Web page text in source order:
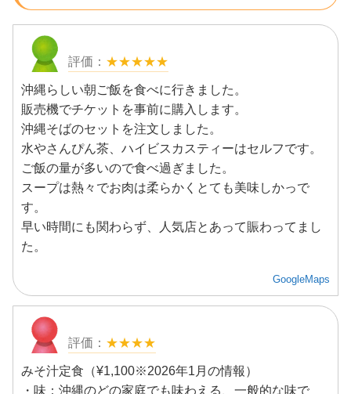
★★★★★
沖縄らしい朝ご飯を食べに行きました。
販売機でチケットを事前に購入します。
沖縄そばのセットを注文しました。
水やさんぴん茶、ハイビスカスティーはセルフです。
ご飯の量が多いので食べ過ぎました。
スープは熱々でお肉は柔らかくとても美味しかっで
す。
早い時間にも関わらず、人気店とあって賑わってまし
た。
GoogleMaps
★★★★
みそ汁定食（¥1,100※2026年1月の情報）
・味：沖縄のどの家庭でも味わえる、一般的な味で